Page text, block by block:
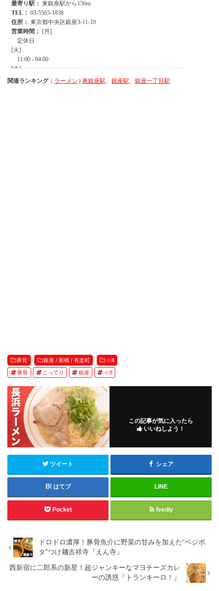
関連ランキング： ラーメン | 東銀座駅 銀座駅 銀座一丁目駅
豚骨 銀座 / 新橋 / 有楽町 ☆8
豚骨 こってり 銀座 ☆8
この記事が気に入ったら
いいねしよう！
ツイート シェア
はてブ LINE
Pocket feedly
ドロドロ濃厚！豚骨魚介に野菜の甘みを加えた“ベジポ
タ”つけ麺吉祥寺『えん寺』
西新宿に二郎系の新星！超ジャンキーなマヨチーズカレ
ーの誘惑『トランキーロ！』